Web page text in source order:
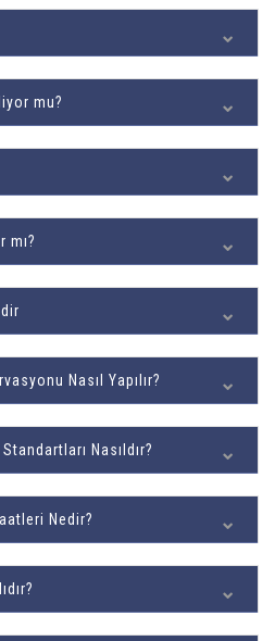
mu?
mı?
Nasıl Yapılır?
Nasıldır?
Nedir?